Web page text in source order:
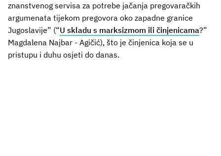
znanstvenog servisa za potrebe jačanja pregovaračkih
argumenata tijekom pregovora oko zapadne granice
Jugoslavije” (“U skladu s marksizmom ili činjenicama?”
Magdalena Najbar - Agičić), što je činjenica koja se u
pristupu i duhu osjeti do danas.